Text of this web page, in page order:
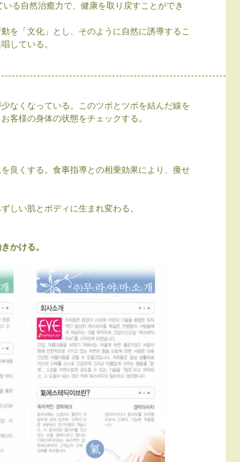
る自然治癒力で、健康を取り戻すことができ
を「文化」とし、そのように自然に誘導するこ
している。
なくなっている。このツボとツボを結んだ線を
客様の身体の状態をチェックする。
良くする。食事指導との相乗効果により、痩せ
しい肌とボディに生まれ変わる。
かける。